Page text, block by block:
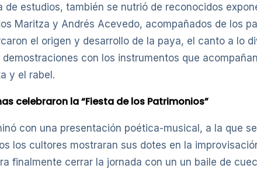
de estudios, también se nutrió de reconocidos
Maritza y Andrés Acevedo, acompañados de los
el origen y desarrollo de la paya, el canto a lo
con los instrumentos que
y el rabel.
celebraron la “Fiesta de los Patrimonios”
con una presentación poética-musical, a la que
los cultores mostraran sus dotes en la
finalmente cerrar la jornada con un un baile de